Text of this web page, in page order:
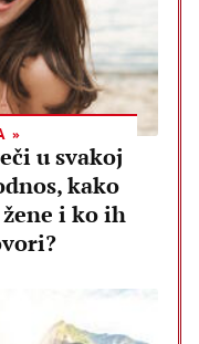
u svakoj
kako
i ko ih